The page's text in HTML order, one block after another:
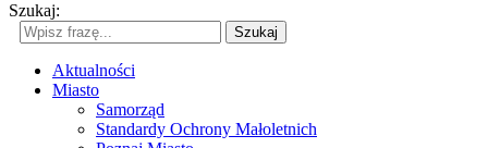
Szukaj:
Szukaj
Aktualności
Miasto
Samorząd
Standardy Ochrony Małoletnich